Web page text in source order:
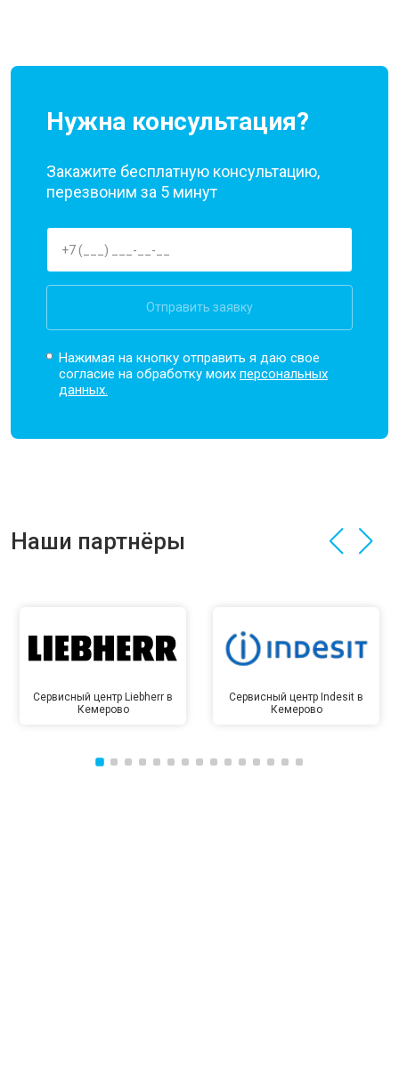
Нужна консультация?
Закажите бесплатную консультацию,
перезвоним за 5 минут
Отправить заявку
Нажимая на кнопку отправить я даю свое
согласие на обработку моихперсональных
данных.
Наши партнёры
Сервисный центр Liebherr в
Кемерово
Сервисный центр Indesit в
Кемерово